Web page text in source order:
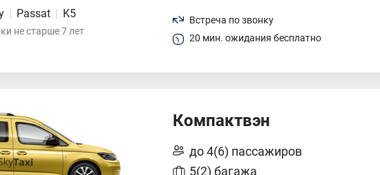
| Passat | K5
не старше 7 лет
Встреча по звонку
20 мин. ожидания бесплатно
Компактвэн
до 4(6) пассажиров
5(2) багажа